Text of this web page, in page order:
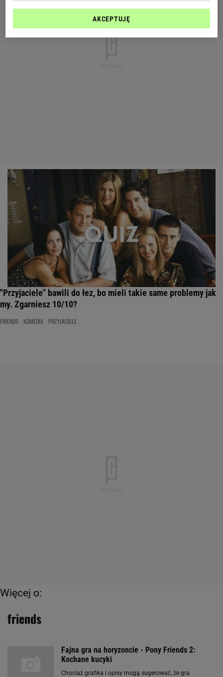
"Przyjaciele" bawili do łez, bo mieli takie same problemy jak
my. Zgarniesz 10/10?
FRIENDS KOMEDIA PRZYJACIELE
Więcej o:
friends
Fajna gra na horyzoncie - Pony Friends 2:
Kochane kucyki
Chociaż grafika i opisy mogą sugerować, że gra
AKCEPTUJĘ